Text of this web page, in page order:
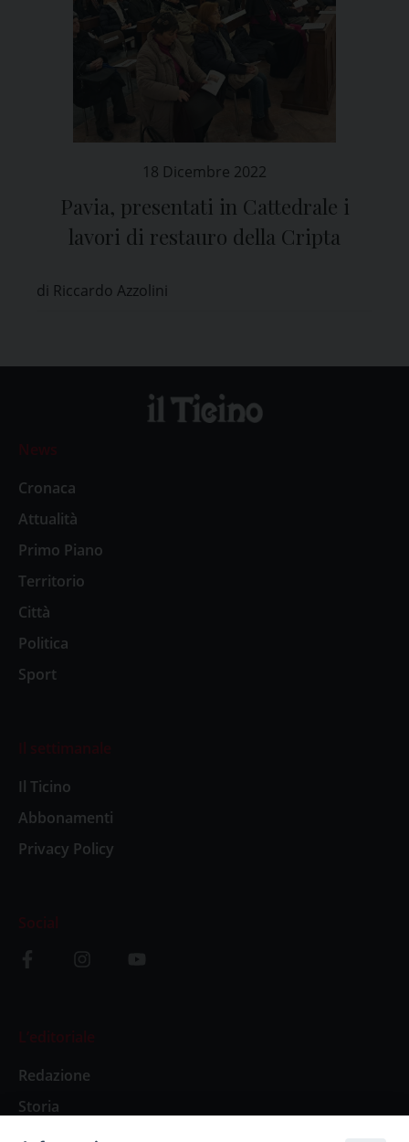
18 Dicembre 2022
Pavia, presentati in Cattedrale i
lavori di restauro della Cripta
di Riccardo Azzolini
News
Cronaca
Attualità
Primo Piano
Territorio
Città
Politica
Sport
Il settimanale
Il Ticino
Abbonamenti
Privacy Policy
Social
L’editoriale
Redazione
Storia